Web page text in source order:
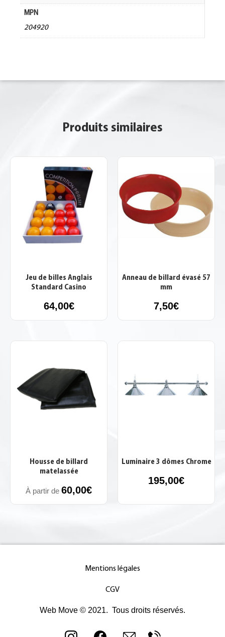
MPN
204920
Produits similaires
Jeu de billes Anglais
Standard Casino
64,00€
Anneau de billard évasé 57
mm
7,50€
Housse de billard
matelassée
À partir de 60,00€
Luminaire 3 dômes Chrome
195,00€
Mentions légales
CGV
Web Move © 2021. Tous droits réservés.